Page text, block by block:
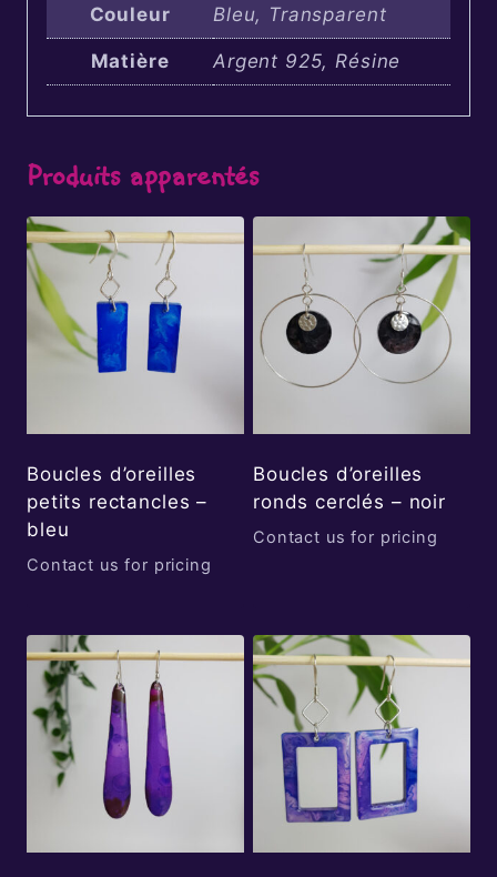
Couleur Bleu, Transparent
Matière Argent 925, Résine
Produits apparentés
Boucles d’oreilles
petits rectancles –
bleu
Contact us for pricing
Boucles d’oreilles
ronds cerclés – noir
Contact us for pricing